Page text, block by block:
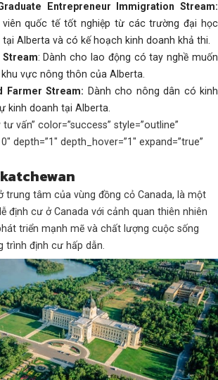
Entrepreneur Immigration Stream:
viên quốc tế tốt nghiệp từ các trường đại học
Alberta và có kế hoạch kinh doanh khả thi.
Stream: Dành cho lao động có tay nghề muốn
vực nông thôn của Alberta.
Farmer Stream: Dành cho nông dân có kinh
kinh doanh tại Alberta.
vấn” color=”success” style=”outline”
depth=”1″ depth_hover=”1″ expand=”true”
trung tâm của vùng đồng cỏ Canada, là một
định cư ở Canada với cảnh quan thiên nhiên
triển mạnh mẽ và chất lượng cuộc sống
trình định cư hấp dẫn.